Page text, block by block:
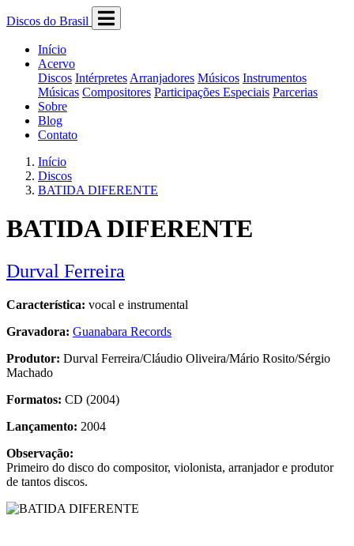
Discos do Brasil
Início
Acervo
Discos Intérpretes Arranjadores Músicos Instrumentos
Músicas Compositores Participações Especiais Parcerias
Sobre
Blog
Contato
Início
Discos
BATIDA DIFERENTE
BATIDA DIFERENTE
Durval Ferreira
Característica: vocal e instrumental
Gravadora: Guanabara Records
Produtor: Durval Ferreira/Cláudio Oliveira/Mário Rosito/Sérgio
Machado
Formatos: CD (2004)
Lançamento: 2004
Observação:
Primeiro do disco do compositor, violonista, arranjador e produtor
de tantos discos.